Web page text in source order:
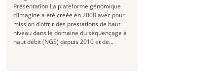
Présentation La plateforme génomique
d’Imagine a été créée en 2008 avec pour
mission d’offrir des prestations de haut
niveau dans le domaine du séquençage à
haut débit (NGS) depuis 2010 et de...